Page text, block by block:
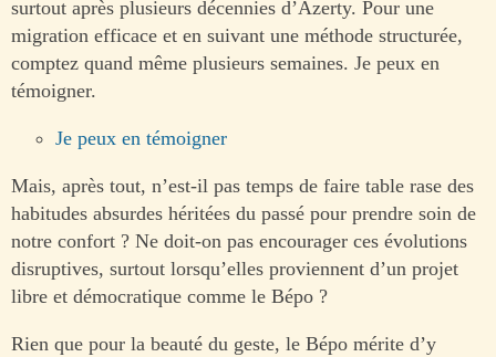
surtout après plusieurs décennies d’Azerty. Pour une
migration efficace et en suivant une méthode structurée,
comptez quand même plusieurs semaines. Je peux en
témoigner.
Je peux en témoigner
Mais, après tout, n’est-il pas temps de faire table rase des
habitudes absurdes héritées du passé pour prendre soin de
notre confort ? Ne doit-on pas encourager ces évolutions
disruptives, surtout lorsqu’elles proviennent d’un projet
libre et démocratique comme le Bépo ?
Rien que pour la beauté du geste, le Bépo mérite d’y